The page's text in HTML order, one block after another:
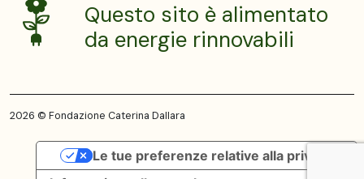
Questo sito è alimentato
da energie rinnovabili
2026 © Fondazione Caterina Dallara
Le tue preferenze relative alla privacy